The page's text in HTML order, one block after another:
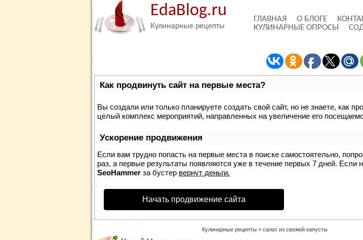
EdaBlog.ru
Кулинарные рецепты
ГЛАВНАЯ О БЛОГЕ
КУЛИНАРНЫЕ ОПРОСЫ
Как продвинуть сайт на первые места?
Вы создали или только планируете создать свой сайт, но не знаете, как
целый комплекс мероприятий, направленных на увеличение его
Ускорение продвижения
Если вам трудно попасть на первые места в поиске самостоятельно,
раз, а первые результаты появляются уже в течение первых 7 дней. Если
SeoHammer за бустер вернут деньги.
Начать продвижение сайта
Кулинарные рецепты > салат из свежей капусты